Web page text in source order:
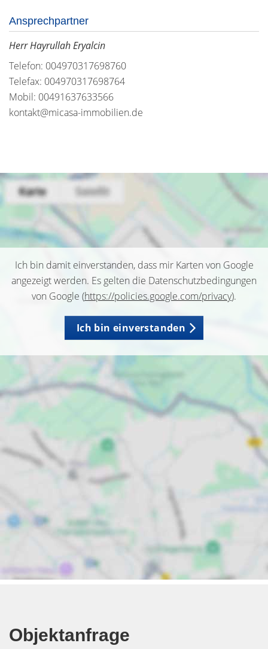
Ansprechpartner
Herr Hayrullah Eryalcin
Telefon: 004970317698760
Telefax: 004970317698764
Mobil: 00491637633566
kontakt@micasa-immobilien.de
Ich bin damit einverstanden, dass mir Karten von Google
angezeigt werden. Es gelten die Datenschutzbedingungen
von Google (https://policies.google.com/privacy).
Ich bin einverstanden
Objektanfrage